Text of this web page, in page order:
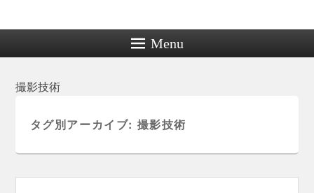
Menu
撮影技術
タグ別アーカイブ: 撮影技術